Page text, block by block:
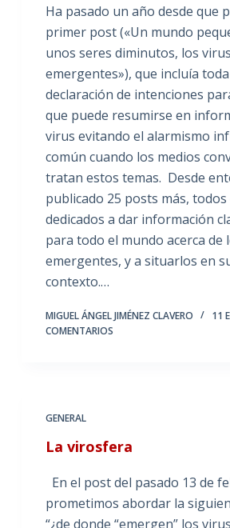
Ha pasado un año desde que
primer post («Un mundo
unos seres diminutos, los virus
emergentes»), que incluía
declaración de intenciones
que puede resumirse en
virus evitando el alarmismo
común cuando los medios
tratan estos temas. Desde
publicado 25 posts más, todos
dedicados a dar información
para todo el mundo acerca de
emergentes, y a situarlos en
contexto.…
MIGUEL ÁNGEL JIMÉNEZ CLAVERO 11
COMENTARIOS
GENERAL
La virosfera
En el post del pasado 13 de
prometimos abordar la
“¿de donde “emergen” los virus